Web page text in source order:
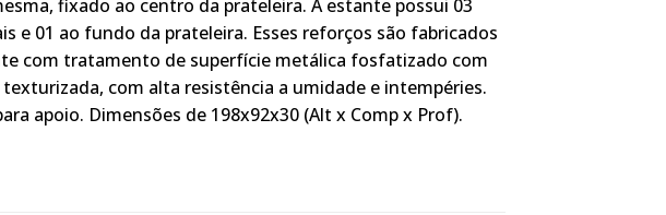
fixado ao centro da prateleira. A estante possui 03
e 01 ao fundo da prateleira. Esses reforços são fabricados
com tratamento de superfície metálica fosfatizado com
com alta resistência a umidade e intempéries.
apoio. Dimensões de 198x92x30 (Alt x Comp x Prof).